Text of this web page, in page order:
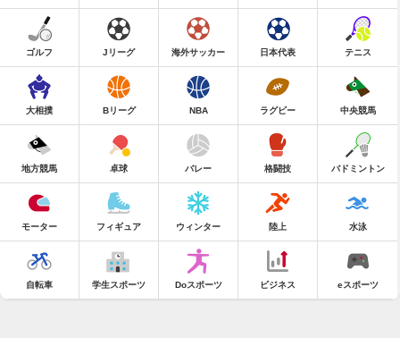
ゴルフ Jリーグ 海外サッカー 日本代表 テニス
大相撲 Bリーグ NBA ラグビー 中央競馬
地方競馬 卓球 バレー 格闘技 バドミントン
モーター フィギュア ウィンター 陸上 水泳
自転車 学生スポーツ Doスポーツ ビジネス eスポーツ